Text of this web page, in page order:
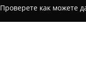
Проверете как можете